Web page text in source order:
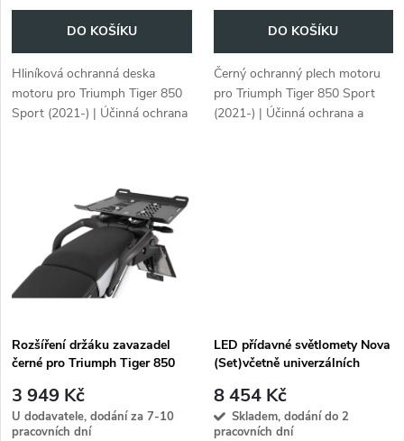
d
u
o
d
u
DO KOŠÍKU
Hliníková ochranná deska
motoru pro Triumph Tiger 850
Sport (2021-) | Účinná ochrana
DO KOŠÍKU
Černý ochranný plech motoru
pro Triumph Tiger 850 Sport
(2021-) | Účinná ochrana a
Rozšíření držáku zavazadel
černé pro Triumph Tiger 850
3 949 Kč
U dodavatele, dodání za 7-10
pracovních dní
LED přídavné světlomety Nova
(Set)včetně univerzálních
spínače, na rouru 18-25 mm.
8 454 Kč
Skladem, dodání do 2
pracovních dní